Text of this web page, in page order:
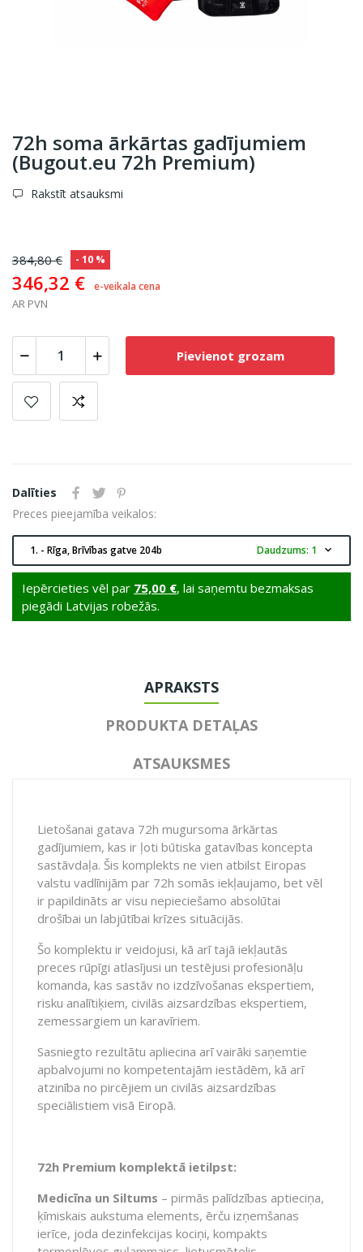
72h soma ārkārtas gadījumiem
(Bugout.eu 72h Premium)
Rakstīt atsauksmi
384,80 € - 10 %
346,32 € e-veikala cena
AR PVN
Pievienot grozam
Dalīties
Preces pieejamība veikalos:
1. - Rīga, Brīvības gatve 204b Daudzums: 1 expand_more
Iepērcieties vēl par 75,00 €, lai saņemtu bezmaksas
piegādi Latvijas robežās.
APRAKSTS
PRODUKTA DETAĻAS
ATSAUKSMES
Lietošanai gatava 72h mugursoma ārkārtas
gadījumiem, kas ir ļoti būtiska gatavības koncepta
sastāvdaļa. Šis komplekts ne vien atbilst Eiropas
valstu vadlīnijām par 72h somās iekļaujamo, bet vēl
ir papildināts ar visu nepieciešamo absolūtai
drošībai un labjūtībai krīzes situācijās.
Šo komplektu ir veidojusi, kā arī tajā iekļautās
preces rūpīgi atlasījusi un testējusi profesionāļu
komanda, kas sastāv no izdzīvošanas ekspertiem,
risku analītiķiem, civilās aizsardzības ekspertiem,
zemessargiem un karavīriem.
Sasniegto rezultātu apliecina arī vairāki saņemtie
apbalvojumi no kompetentajām iestādēm, kā arī
atzinība no pircējiem un civilās aizsardzības
speciālistiem visā Eiropā.
72h Premium komplektā ietilpst:
Medicīna un Siltums – pirmās palīdzības aptieciņa,
ķīmiskais aukstuma elements, ērču izņemšanas
ierīce, joda dezinfekcijas kociņi, kompakts